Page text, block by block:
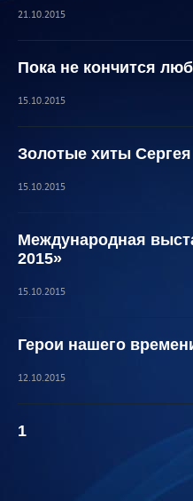
21.10.2015
Пока не кончится
15.10.2015
Золотые хиты
15.10.2015
Международная
2015»
15.10.2015
Герои нашего
12.10.2015
1